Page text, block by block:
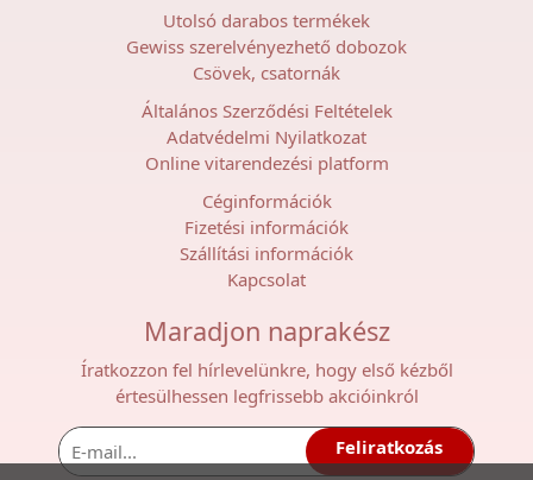
Utolsó darabos termékek
Gewiss szerelvényezhető dobozok
Csövek, csatornák
Általános Szerződési Feltételek
Adatvédelmi Nyilatkozat
Online vitarendezési platform
Céginformációk
Fizetési információk
Szállítási információk
Kapcsolat
Maradjon naprakész
Íratkozzon fel hírlevelünkre, hogy első kézből
értesülhessen legfrissebb akcióinkról
Feliratkozás